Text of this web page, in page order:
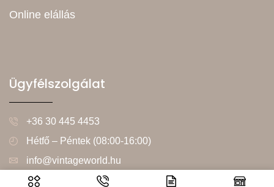
Online elállás
Ügyfélszolgálat
+36 30 445 4453
Hétfő – Péntek (08:00-16:00)
info@vintageworld.hu